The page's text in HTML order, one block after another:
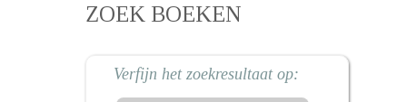
ZOEK BOEKEN